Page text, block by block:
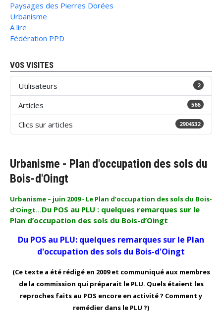
Paysages des Pierres Dorées
Urbanisme
A lire
Fédération PPD
VOS VISITES
Utilisateurs 2
Articles 566
Clics sur articles 2904532
Urbanisme - Plan d'occupation des sols du
Bois-d'Oingt
Urbanisme – juin 2009- Le Plan d’occupation des sols du Bois-
d’Oingt…Du POS au PLU : quelques remarques sur le
Plan d’occupation des sols du Bois-d’Oingt
Du POS au PLU: quelques remarques sur le Plan
d'occupation des sols du Bois-d'Oingt
(Ce texte a été rédigé en 2009 et communiqué aux membres
de la commission qui préparait le PLU. Quels étaient les
reproches faits au POS encore en activité ? Comment y
remédier dans le PLU ?)